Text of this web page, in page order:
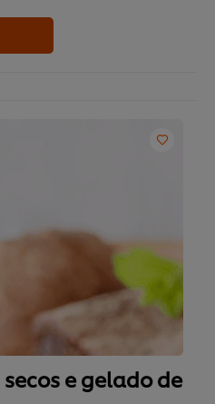
e gelado de